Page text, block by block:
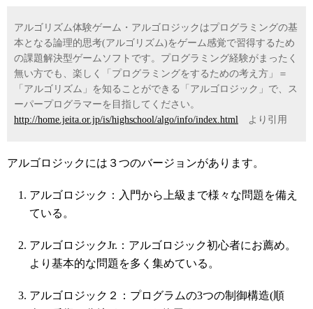
アルゴリズム体験ゲーム・アルゴロジックはプログラミングの基
本となる論理的思考(アルゴリズム)をゲーム感覚で習得するため
の課題解決型ゲームソフトです。プログラミング経験がまったく
無い方でも、楽しく「プログラミングをするための考え方」＝
「アルゴリズム」を知ることができる「アルゴロジック」で、ス
ーパープログラマーを目指してください。
http://home.jeita.or.jp/is/highschool/algo/info/index.html より引用
アルゴロジックには３つのバージョンがあります。
アルゴロジック：入門から上級まで様々な問題を備え
ている。
アルゴロジックJr.：アルゴロジック初心者にお薦め。
より基本的な問題を多く集めている。
アルゴロジック２：プログラムの3つの制御構造(順